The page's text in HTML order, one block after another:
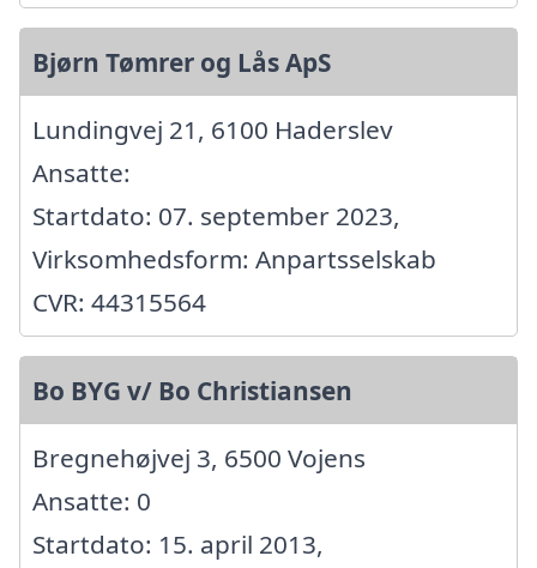
Bjørn Tømrer og Lås ApS
Lundingvej 21, 6100 Haderslev
Ansatte:
Startdato: 07. september 2023,
Virksomhedsform: Anpartsselskab
CVR: 44315564
Bo BYG v/ Bo Christiansen
Bregnehøjvej 3, 6500 Vojens
Ansatte: 0
Startdato: 15. april 2013,